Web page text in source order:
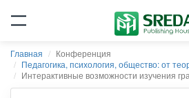
Главная
Конференция
Педагогика, психология, общество: от
Интерактивные возможности изучения